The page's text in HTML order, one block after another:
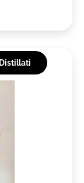
Distillati